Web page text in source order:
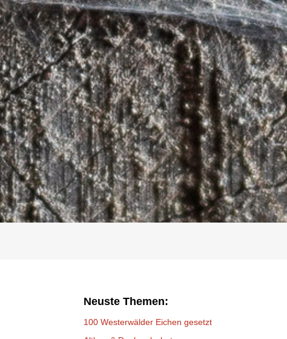
Neuste Themen:
100 Westerwälder Eichen gesetzt